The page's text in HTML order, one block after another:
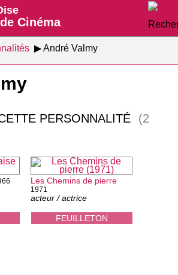
Cinéma
André Valmy
PERSONNALITÉ
(2
FEUILLETON
Les Chemins de pierre
1971
acteur / actrice